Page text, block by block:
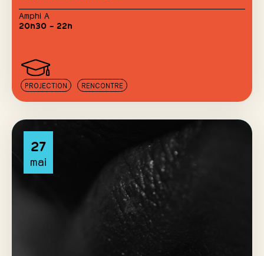
Amphi A
20h30 – 22h
PROJECTION RENCONTRE
27
mai